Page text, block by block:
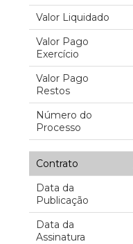
Valor Liquidado
Valor Pago
Exercício
Valor Pago
Restos
Número do
Processo
Contrato
Data da
Publicação
Data da
Assinatura